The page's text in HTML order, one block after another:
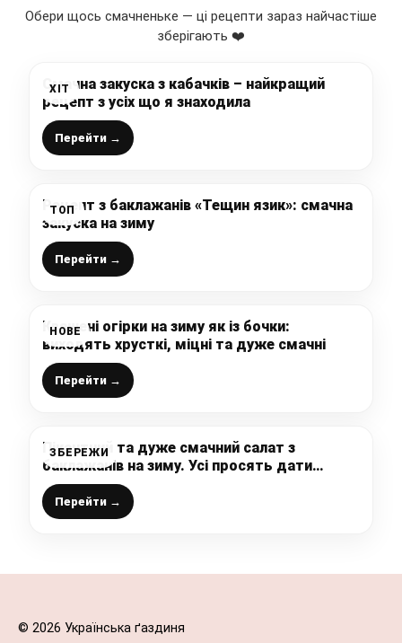
Обери щось смачненьке — ці рецепти зараз найчастіше
зберігають ❤️
ХІТ
Смачна закуска з кабачків – найкращий
рецепт з усіх що я знаходила
Перейти →
ТОП
Рецепт з баклажанів «Тещин язик»: смачна
закуска на зиму
Перейти →
НОВЕ
Квашені огірки на зиму як із бочки:
виходять хрусткі, міцні та дуже смачні
Перейти →
ЗБЕРЕЖИ
Пікантний та дуже смачний салат з
баклажанів на зиму. Усі просять дати
рецепт
Перейти →
© 2026 Українська ґаздиня